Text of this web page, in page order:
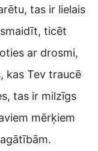
tas ir lielais
ticēt
ar drosmi,
kas Tev traucē
tas ir milzīgs
mērķiem